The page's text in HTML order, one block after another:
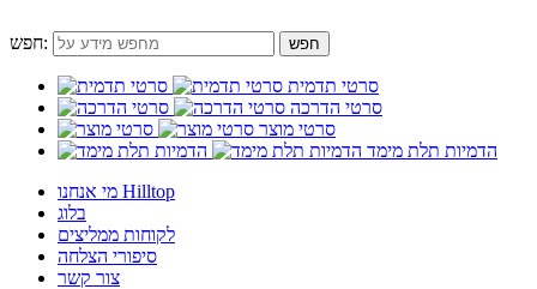
חפש:
סרטי תדמית
סרטי הדרכה
סרטי מוצר
הדמיות תלת מימד
מי אנחנו Hilltop
בלוג
לקוחות ממליצים
סיפורי הצלחה
צור קשר